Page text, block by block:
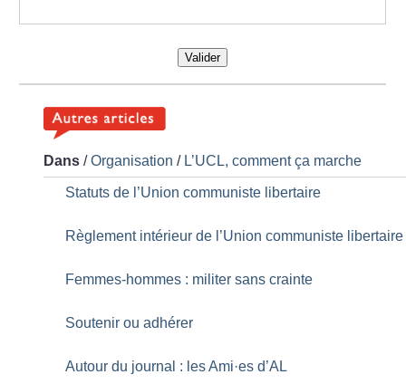
Valider
Dans /Organisation / L’UCL, comment ça marche
Statuts de l’Union communiste libertaire
Règlement intérieur de l’Union communiste libertaire
Femmes-hommes : militer sans crainte
Soutenir ou adhérer
Autour du journal : les Ami·es d’AL